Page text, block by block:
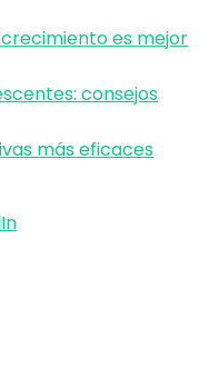
es mejor
consejos
más eficaces